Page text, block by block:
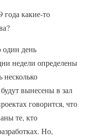
какие-то
один день
недели определены
несколько
вынесены в зал
говорится, что
те, кто
Но,